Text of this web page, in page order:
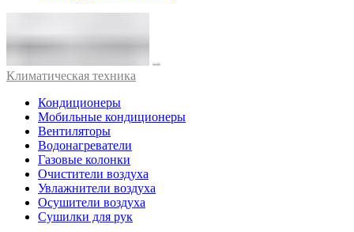
Климатическая техника
Кондиционеры
Мобильные кондиционеры
Вентиляторы
Водонагреватели
Газовые колонки
Очистители воздуха
Увлажнители воздуха
Осушители воздуха
Сушилки для рук